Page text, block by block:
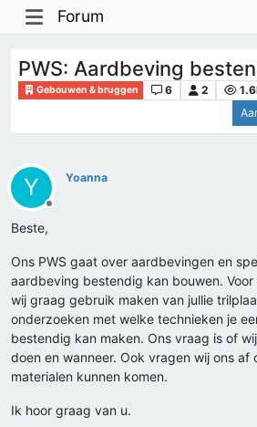
Forum
PWS: Aardbeving
Gebouwen & bruggen 6 2
Y
Offline
Yoanna
Beste,
Ons PWS gaat over aardbevingen en
aardbeving bestendig kan bouwen.
wij graag gebruik maken van jullie
onderzoeken met welke technieken je
bestendig kan maken. Ons vraag is of
doen en wanneer. Ook vragen wij ons af
materialen kunnen komen.
Ik hoor graag van u.